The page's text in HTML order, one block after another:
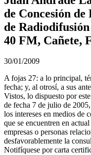
de Concesión
de
40 FM, Cañete,
30/01/2009
A fojas 27: a lo principal,
fecha; y, al otrosí, a sus
Vistos, lo dispuesto por
de fecha 7 de julio de
los intereses en medios de
que se encuentren en
empresas o personas
desfavorablemente la
Notifíquese por carta